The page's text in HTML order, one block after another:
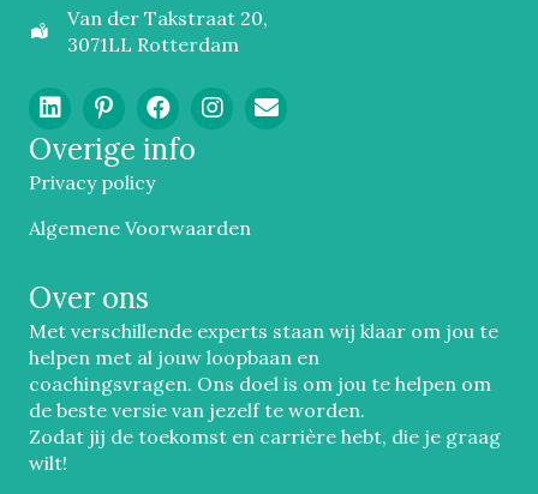
Van der Takstraat 20,
3071LL Rotterdam
Overige info
Privacy policy
Algemene Voorwaarden
Over ons
Met verschillende experts staan wij klaar om jou te
helpen met al jouw loopbaan en
coachingsvragen. Ons doel is om jou te helpen om
de beste versie van jezelf te worden.
Zodat jij de toekomst en carrière hebt, die je graag
wilt!